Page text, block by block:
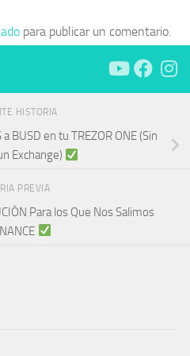
para publicar un comentario.
HISTORIA
BUSD en tu TREZOR ONE (Sin
Exchange)
PREVIA
Para los Que Nos Salimos